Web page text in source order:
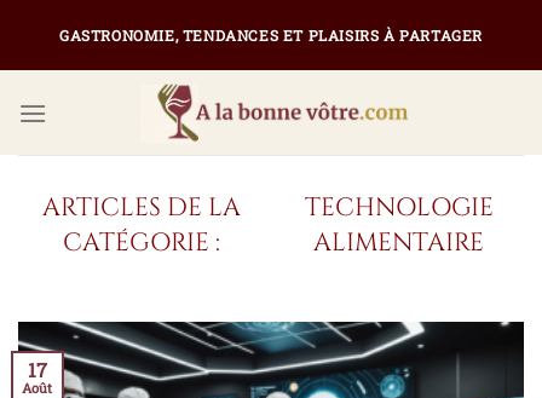
contenu
GASTRONOMIE, TENDANCES ET PLAISIRS À PARTAGER
TECHNOLOGIE
ALIMENTAIRE
17
Août